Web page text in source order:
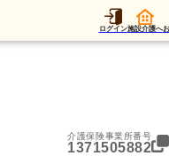
ログイン施設介護へ
ス太陽スポーツ館西荻南
介護保険事業所番号
1371505882